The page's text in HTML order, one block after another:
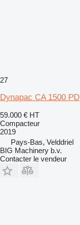
27
Dynapac CA 1500 PD
59.000 € HT
Compacteur
2019
Pays-Bas, Velddriel
BIG Machinery b.v.
Contacter le vendeur